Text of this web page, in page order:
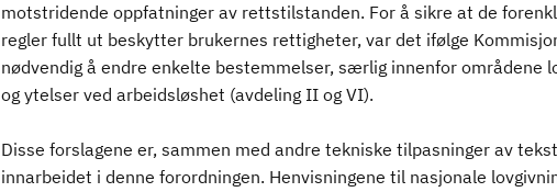
motstridende oppfatninger av rettstilstanden. For å sikre at de
regler fullt ut beskytter brukernes rettigheter, var det ifølge
nødvendig å endre enkelte bestemmelser, særlig innenfor områdene
og ytelser ved arbeidsløshet (avdeling II og VI).
Disse forslagene er, sammen med andre tekniske tilpasninger av
innarbeidet i denne forordningen. Henvisningene til nasjonale